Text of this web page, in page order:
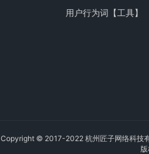
用户行为词【工具】
Copyright © 2017-2022 杭州匠子网络科技